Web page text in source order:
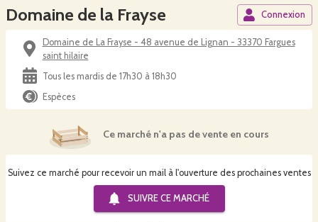
Domaine de la Frayse Connexion
Domaine de La Frayse - 48 avenue de Lignan - 33370 Fargues
saint hilaire
Tous les mardis de 17h30 à 18h30
Espèces
Suivez ce marché pour recevoir un mail à l'ouverture des prochaines ventes
SUIVRE CE MARCHÉ
Ce marché n'a pas de vente en cours